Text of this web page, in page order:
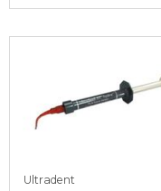
Ultradent